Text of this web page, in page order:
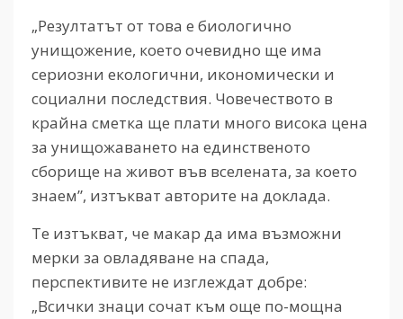
„Резултатът от това е биологично
унищожение, което очевидно ще има
сериозни екологични, икономически и
социални последствия. Човечеството в
крайна сметка ще плати много висока цена
за унищожаването на единственото
сборище на живот във вселената, за което
знаем”, изтъкват авторите на доклада.
Те изтъкват, че макар да има възможни
мерки за овладяване на спада,
перспективите не изглеждат добре:
„Всички знаци сочат към още по-мощна